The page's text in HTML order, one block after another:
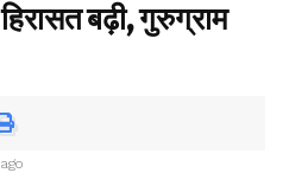
बढ़ी, गुरुग्राम